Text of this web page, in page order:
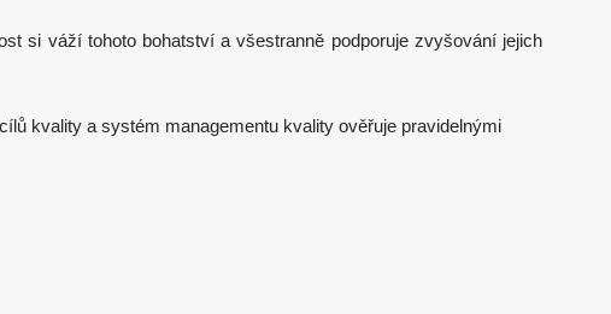
si váží tohoto bohatství a všestranně podporuje zvyšování jejich
kvality a systém managementu kvality ověřuje pravidelnými